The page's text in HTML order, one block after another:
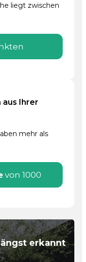
liegt zwischen
Ihrer
mehr als
von 1000
erkannt